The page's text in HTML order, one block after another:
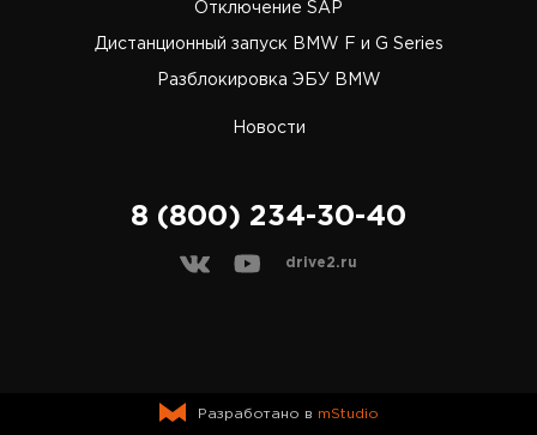
Новости
Отключение SAP
Дистанционный запуск BMW F и G Series
Разблокировка ЭБУ BMW
8 (800) 234-30-40
drive2.ru
Разработано в mStudio